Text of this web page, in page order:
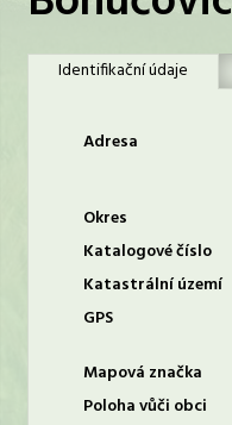
Identifikační údaje
Adresa
Okres
Katalogové číslo
Katastrální území
GPS
Mapová značka
Poloha vůči obci